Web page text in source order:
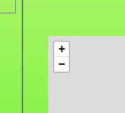
+
−